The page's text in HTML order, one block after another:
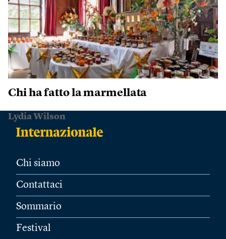
Chi ha fatto la marmellata
Lydia Wilson
Chi siamo
Contattaci
Sommario
Festival